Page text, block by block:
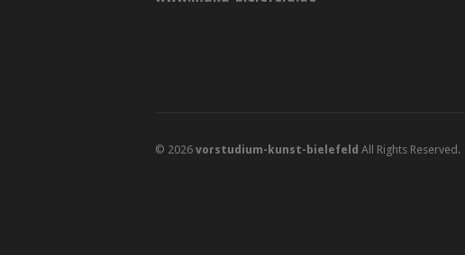
© 2026 vorstudium-kunst-bielefeld All Rights Reserved.